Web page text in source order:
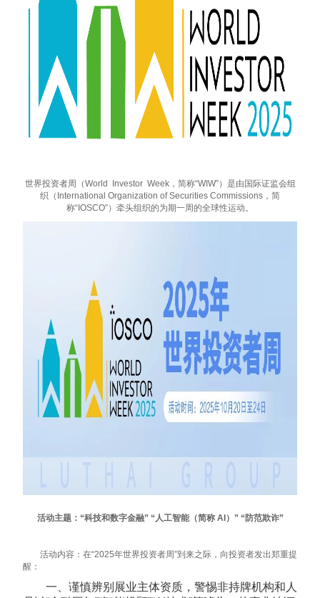
世界投资者周（World Investor Week，简称“WIW”）是由国际证监会组
织（International Organization of Securities Commissions，简
称“IOSCO”）牵头组织的为期一周的全球性运动。
活动主题：“科技和数字金融” “人工智能（简称 AI）” “防范欺诈”
活动内容：在“2025年世界投资者周”到来之际，向投资者发出郑重提
醒：
一、谨慎辨别展业主体资质，警惕非持牌机构和人